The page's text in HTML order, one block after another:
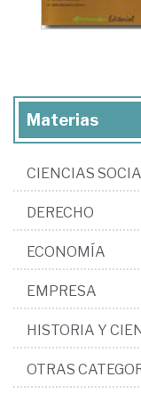
Materias
CIENCIAS
DERECHO
ECONOMÍA
EMPRESA
HISTORIA Y
OTRAS